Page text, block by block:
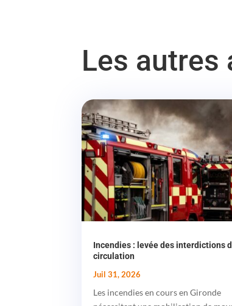
Les autres
Incendies : levée des interdictions
circulation
Juil 31, 2026
Les incendies en cours en Gironde